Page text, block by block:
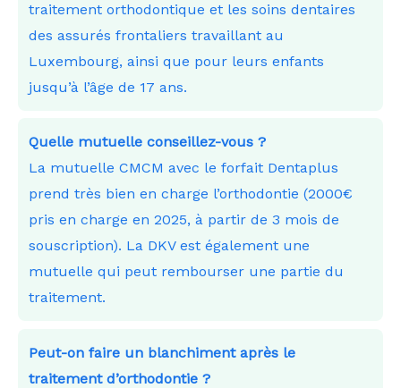
traitement orthodontique et les soins dentaires
des assurés frontaliers travaillant au
Luxembourg, ainsi que pour leurs enfants
jusqu’à l’âge de 17 ans.
Quelle mutuelle conseillez-vous ?
La mutuelle CMCM avec le forfait Dentaplus
prend très bien en charge l’orthodontie (2000€
pris en charge en 2025, à partir de 3 mois de
souscription). La DKV est également une
mutuelle qui peut rembourser une partie du
traitement.
Peut-on faire un blanchiment après le
traitement d’orthodontie ?